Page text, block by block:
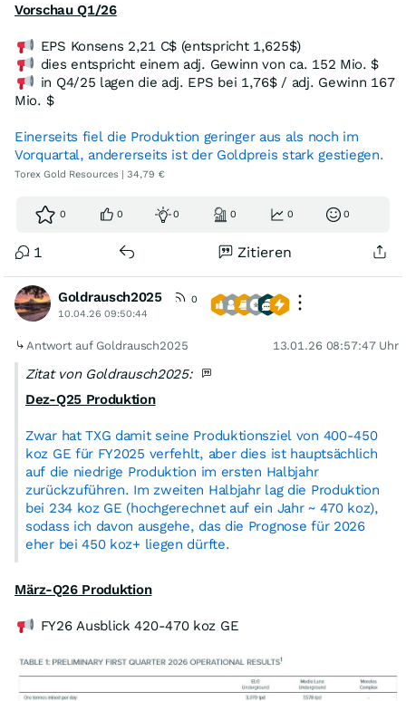
Vorschau Q1/26
EPS Konsens 2,21 C$ (entspricht 1,625$)
dies entspricht einem adj. Gewinn von ca. 152 Mio. $
in Q4/25 lagen die adj. EPS bei 1,76$ / adj. Gewinn 167
Mio. $
Einerseits fiel die Produktion geringer aus als noch im
Vorquartal, andererseits ist der Goldpreis stark gestiegen.
Torex Gold Resources | 34,79 €
0 0 0 0 0 0
1 Zitieren
Goldrausch2025
0
10.04.26 09:50:44
Antwort auf Goldrausch2025 13.01.26 08:57:47 Uhr
Zitat von Goldrausch2025:
Dez-Q25 Produktion
Zwar hat TXG damit seine Produktionsziel von 400-450
koz GE für FY2025 verfehlt, aber dies ist hauptsächlich
auf die niedrige Produktion im ersten Halbjahr
zurückzuführen. Im zweiten Halbjahr lag die Produktion
bei 234 koz GE (hochgerechnet auf ein Jahr ~ 470 koz),
sodass ich davon ausgehe, das die Prognose für 2026
eher bei 450 koz+ liegen dürfte.
März-Q26 Produktion
FY26 Ausblick 420-470 koz GE